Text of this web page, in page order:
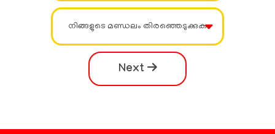
നിങ്ങളുടെ മണ്ഡലം തിരഞ്ഞെടുക്കുക
Next